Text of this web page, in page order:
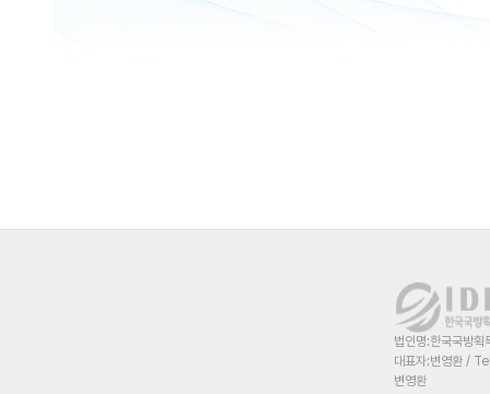
법인명:한국국방
대표자:변영환 /
변영환